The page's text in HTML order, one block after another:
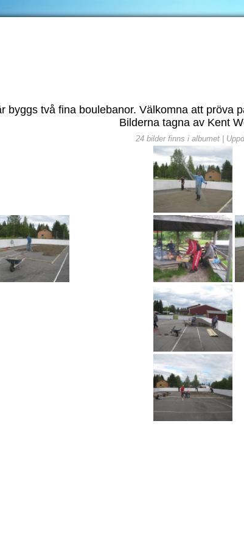
byggs två fina boulebanor. Välkomna att pröva
Bilderna tagna av Kent
24 bilder finns i albumet |